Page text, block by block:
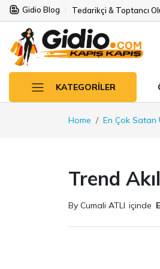
Gidio Blog Tedarikçi & Toptancı
KATEGORILER
Home En Çok Satan
Trend
By Cumali ATLI içinde